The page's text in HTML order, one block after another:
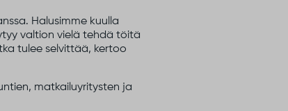
Halusimme kuulla
valtion vielä tehdä töitä
tulee selvittää, kertoo
matkailuyritysten ja